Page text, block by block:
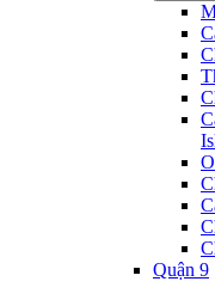
Quận 9